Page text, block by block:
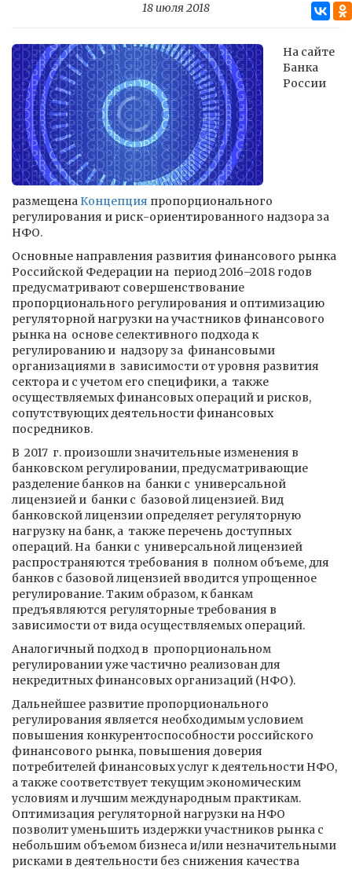
18 июля 2018
На сайте
Банка
России
размещена Концепция пропорционального
регулирования и риск-ориентированного надзора за
НФО.
Основные направления развития финансового рынка
Российской Федерации на период 2016–2018 годов
предусматривают совершенствование
пропорционального регулирования и оптимизацию
регуляторной нагрузки на участников финансового
рынка на основе селективного подхода к
регулированию и надзору за финансовыми
организациями в зависимости от уровня развития
сектора и с учетом его специфики, а также
осуществляемых финансовых операций и рисков,
сопутствующих деятельности финансовых
посредников.
В 2017 г. произошли значительные изменения в
банковском регулировании, предусматривающие
разделение банков на банки с универсальной
лицензией и банки с базовой лицензией. Вид
банковской лицензии определяет регуляторную
нагрузку на банк, а также перечень доступных
операций. На банки с универсальной лицензией
распространяются требования в полном объеме, для
банков с базовой лицензией вводится упрощенное
регулирование. Таким образом, к банкам
предъявляются регуляторные требования в
зависимости от вида осуществляемых операций.
Аналогичный подход в пропорциональном
регулировании уже частично реализован для
некредитных финансовых организаций (НФО).
Дальнейшее развитие пропорционального
регулирования является необходимым условием
повышения конкурентоспособности российского
финансового рынка, повышения доверия
потребителей финансовых услуг к деятельности НФО,
а также соответствует текущим экономическим
условиям и лучшим международным практикам.
Оптимизация регуляторной нагрузки на НФО
позволит уменьшить издержки участников рынка с
небольшим объемом бизнеса и/или незначительными
рисками в деятельности без снижения качества